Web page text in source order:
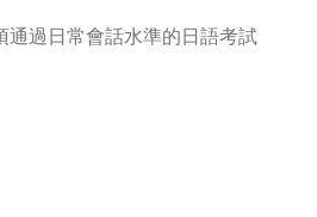
通過日常會話水準的日語考試